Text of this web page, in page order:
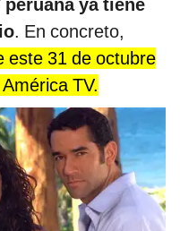
peruana ya tiene
. En concreto,
este 31 de octubre
TV.